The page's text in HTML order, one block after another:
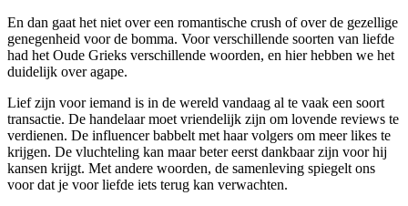
En dan gaat het niet over een romantische crush of over de gezellige
genegenheid voor de bomma. Voor verschillende soorten van liefde
had het Oude Grieks verschillende woorden, en hier hebben we het
duidelijk over agape.
Lief zijn voor iemand is in de wereld vandaag al te vaak een soort
transactie. De handelaar moet vriendelijk zijn om lovende reviews te
verdienen. De influencer babbelt met haar volgers om meer likes te
krijgen. De vluchteling kan maar beter eerst dankbaar zijn voor hij
kansen krijgt. Met andere woorden, de samenleving spiegelt ons
voor dat je voor liefde iets terug kan verwachten.